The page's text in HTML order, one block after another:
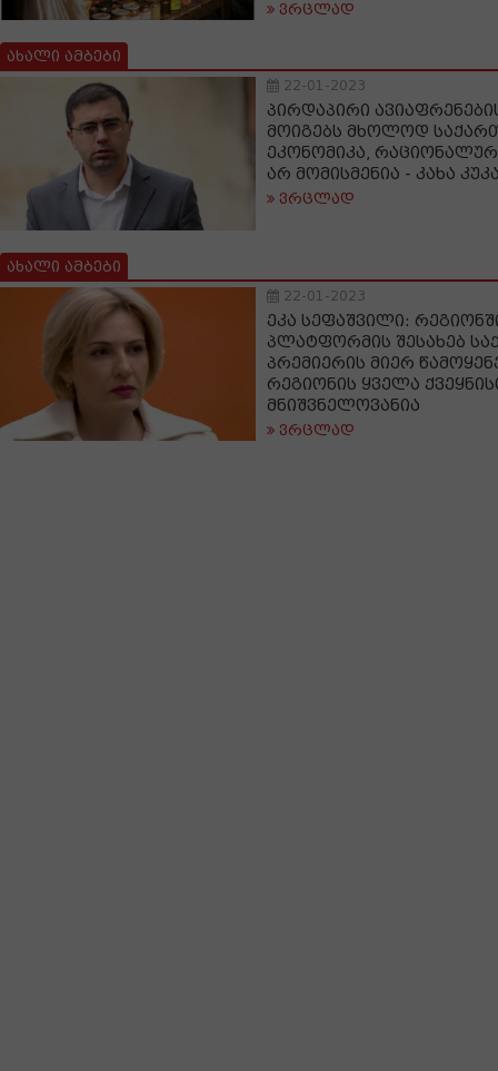
ვრცლად
ახალი ამბები
22-01-2023
პირდაპირი
მოიგებს მხოლოდ
ეკონომიკა,
არ მომისმენია - კახა
ვრცლად
ახალი ამბები
22-01-2023
ეკა სეფაშვილი:
პლატფორმის შესახებ
პრემიერის მიერ
რეგიონის ყველა
მნიშვნელოვანია
ვრცლად